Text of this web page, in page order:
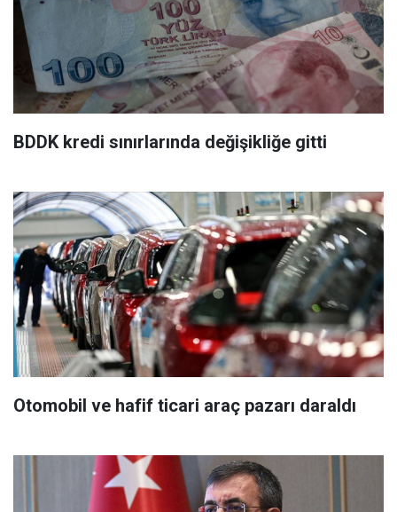
BDDK kredi sınırlarında değişikliğe gitti
Otomobil ve hafif ticari araç pazarı daraldı